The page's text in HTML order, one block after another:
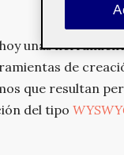
unas
de
que resultan
del tipo